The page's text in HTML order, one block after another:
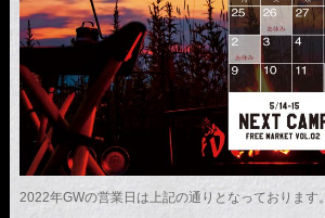
2022年GWの営業日は上記の通りとなっております。